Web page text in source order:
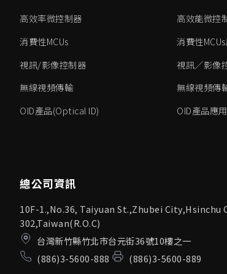
高效率微控制器
消費性MCUs
視訊/影像控制器
無線視頻傳輸
OID產品(Optical ID)
高效能微控
消費性
視訊／影像
無線視頻傳
OID產品應用
總公司資訊
10F-1.,No.36, Taiyuan St.,Zhubei City,Hsinchu
302,Taiwan(R.O.C)
台灣新竹縣竹北市台元街36號10樓之一
(886)3-5600-888
(886)3-5600-889